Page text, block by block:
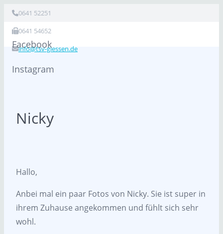
0641 52251
0641 54652
info@tsv-giessen.de
Facebook
Instagram
Nicky
Hallo,
Anbei mal ein paar Fotos von Nicky. Sie ist super in
ihrem Zuhause angekommen und fühlt sich sehr
wohl.